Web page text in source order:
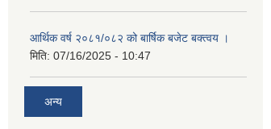
आर्थिक वर्ष २०८१/०८२ को बार्षिक बजेट बक्त्वय ।
मिति: 07/16/2025 - 10:47
अन्य